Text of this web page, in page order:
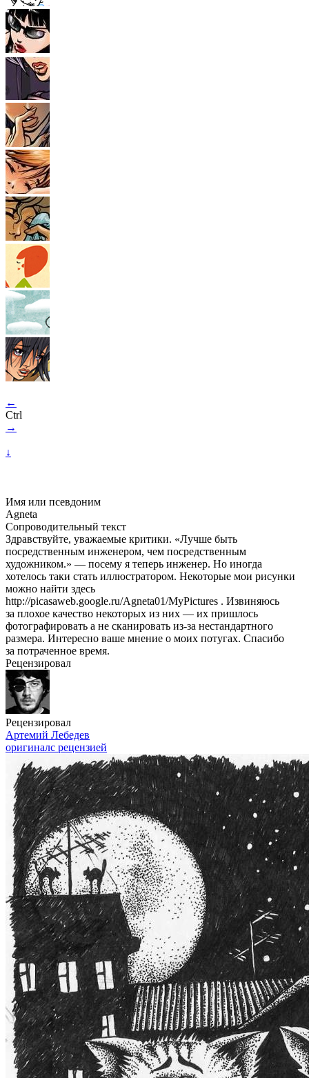
←
Ctrl
→
↓
Имя или псевдоним
Agneta
Сопроводительный текст
Здравствуйте, уважаемые критики. «Лучше быть
посредственным инженером, чем посредственным
художником.» — посему я теперь инженер. Но иногда
хотелось таки стать иллюстратором. Некоторые мои рисунки
можно найти здесь
http://picasaweb.google.ru/Agneta01/MyPictures . Извиняюсь
за плохое качество некоторых из них — их пришлось
фотографировать а не сканировать из-за нестандартного
размера. Интересно ваше мнение о моих потугах. Спасибо
за потраченное время.
Рецензировал
Рецензировал
Артемий Лебедев
оригиналс рецензией